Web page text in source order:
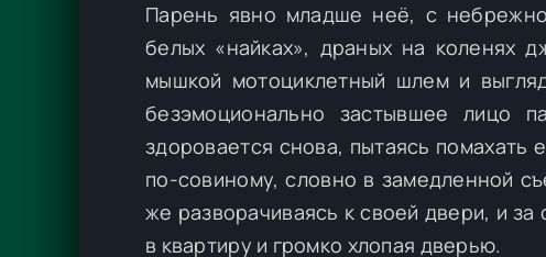
Парень явно младше неё, с
белых «найках», драных на коленях
мышкой мотоциклетный шлем и
безэмоционально застывшее лицо
здоровается снова, пытаясь помахать
по-совиному, словно в замедленной
же разворачиваясь к своей двери, и за
в квартиру и громко хлопая дверью.